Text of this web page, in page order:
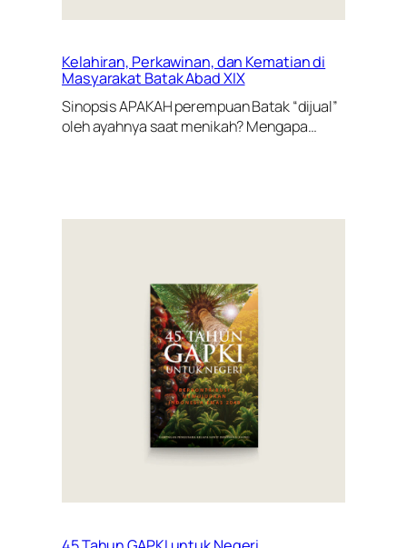
Kelahiran, Perkawinan, dan Kematian di
Masyarakat Batak Abad XIX
Sinopsis APAKAH perempuan Batak “dijual”
oleh ayahnya saat menikah? Mengapa…